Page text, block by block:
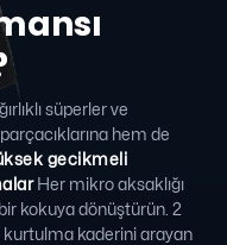
süperler ve
hem de
gecikmeli
Her mikro aksaklığı
kokuya dönüştürün. 2
kurtulma kaderini arayan